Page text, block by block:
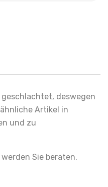
deswegen
Artikel in
und zu
Sie beraten.